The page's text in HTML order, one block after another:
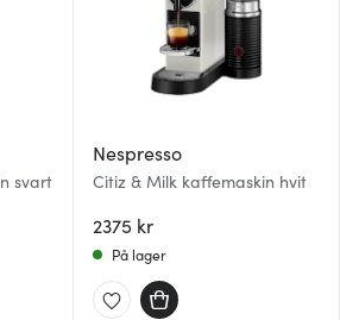
svart
Nespresso
Citiz & Milk kaffemaskin hvit
2375 kr
På lager